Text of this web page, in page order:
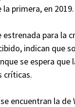
primera, en 2019.
estrenada para la
indican que
se espera
críticas.
encuentran la